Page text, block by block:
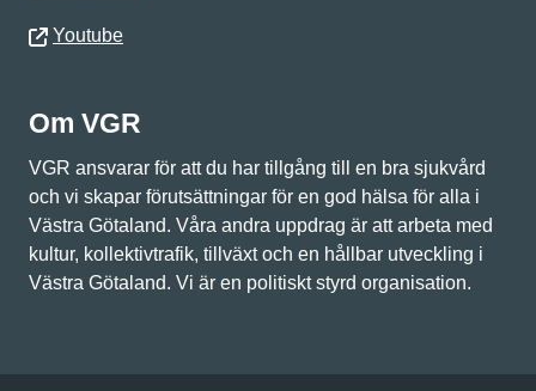
Youtube
Om VGR
VGR ansvarar för att du har tillgång till en bra sjukvård
och vi skapar förutsättningar för en god hälsa för alla i
Västra Götaland. Våra andra uppdrag är att arbeta med
kultur, kollektivtrafik, tillväxt och en hållbar utveckling i
Västra Götaland. Vi är en politiskt styrd organisation.